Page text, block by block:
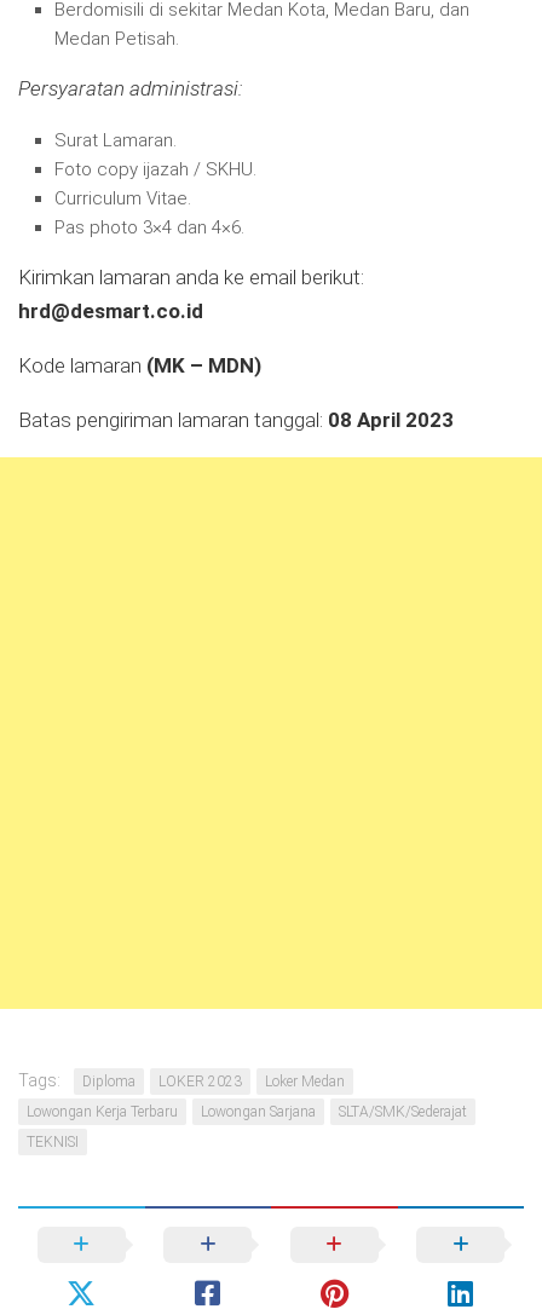
Berdomisili di sekitar Medan Kota, Medan Baru, dan
Medan Petisah.
Persyaratan administrasi:
Surat Lamaran.
Foto copy ijazah / SKHU.
Curriculum Vitae.
Pas photo 3×4 dan 4×6.
Kirimkan lamaran anda ke email berikut:
hrd@desmart.co.id
Kode lamaran (MK – MDN)
Batas pengiriman lamaran tanggal: 08 April 2023
Tags: Diploma LOKER 2023
Loker Medan
Lowongan Kerja Terbaru
Lowongan Sarjana
SLTA/SMK/Sederajat
TEKNISI